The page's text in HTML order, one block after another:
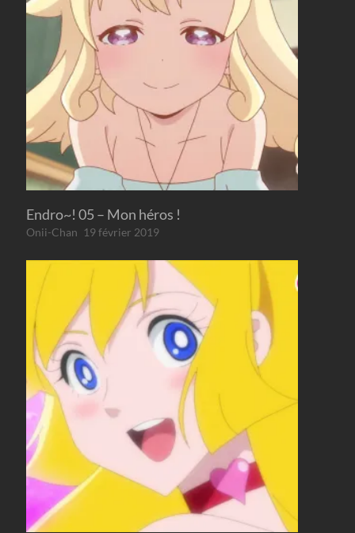
Endro~! 05 – Mon héros !
Onii-Chan 19 février 2019